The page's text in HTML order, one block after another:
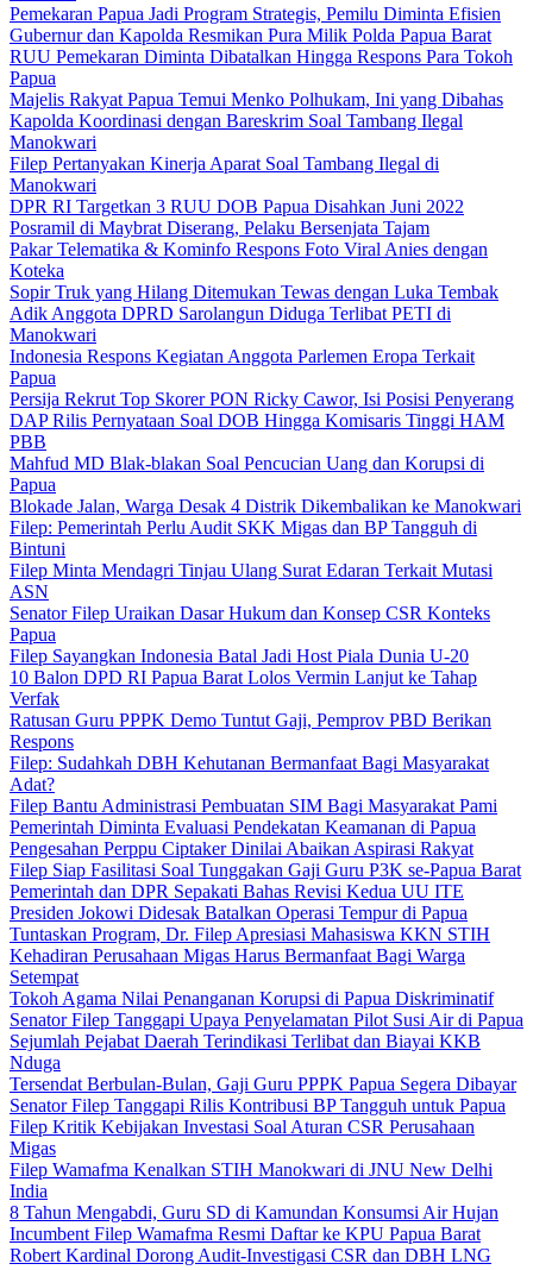
Pemekaran Papua Jadi Program Strategis, Pemilu Diminta Efisien
Gubernur dan Kapolda Resmikan Pura Milik Polda Papua Barat
RUU Pemekaran Diminta Dibatalkan Hingga Respons Para Tokoh
Papua
Majelis Rakyat Papua Temui Menko Polhukam, Ini yang Dibahas
Kapolda Koordinasi dengan Bareskrim Soal Tambang Ilegal
Manokwari
Filep Pertanyakan Kinerja Aparat Soal Tambang Ilegal di
Manokwari
DPR RI Targetkan 3 RUU DOB Papua Disahkan Juni 2022
Posramil di Maybrat Diserang, Pelaku Bersenjata Tajam
Pakar Telematika & Kominfo Respons Foto Viral Anies dengan
Koteka
Sopir Truk yang Hilang Ditemukan Tewas dengan Luka Tembak
Adik Anggota DPRD Sarolangun Diduga Terlibat PETI di
Manokwari
Indonesia Respons Kegiatan Anggota Parlemen Eropa Terkait
Papua
Persija Rekrut Top Skorer PON Ricky Cawor, Isi Posisi Penyerang
DAP Rilis Pernyataan Soal DOB Hingga Komisaris Tinggi HAM
PBB
Mahfud MD Blak-blakan Soal Pencucian Uang dan Korupsi di
Papua
Blokade Jalan, Warga Desak 4 Distrik Dikembalikan ke Manokwari
Filep: Pemerintah Perlu Audit SKK Migas dan BP Tangguh di
Bintuni
Filep Minta Mendagri Tinjau Ulang Surat Edaran Terkait Mutasi
ASN
Senator Filep Uraikan Dasar Hukum dan Konsep CSR Konteks
Papua
Filep Sayangkan Indonesia Batal Jadi Host Piala Dunia U-20
10 Balon DPD RI Papua Barat Lolos Vermin Lanjut ke Tahap
Verfak
Ratusan Guru PPPK Demo Tuntut Gaji, Pemprov PBD Berikan
Respons
Filep: Sudahkah DBH Kehutanan Bermanfaat Bagi Masyarakat
Adat?
Filep Bantu Administrasi Pembuatan SIM Bagi Masyarakat Pami
Pemerintah Diminta Evaluasi Pendekatan Keamanan di Papua
Pengesahan Perppu Ciptaker Dinilai Abaikan Aspirasi Rakyat
Filep Siap Fasilitasi Soal Tunggakan Gaji Guru P3K se-Papua Barat
Pemerintah dan DPR Sepakati Bahas Revisi Kedua UU ITE
Presiden Jokowi Didesak Batalkan Operasi Tempur di Papua
Tuntaskan Program, Dr. Filep Apresiasi Mahasiswa KKN STIH
Kehadiran Perusahaan Migas Harus Bermanfaat Bagi Warga
Setempat
Tokoh Agama Nilai Penanganan Korupsi di Papua Diskriminatif
Senator Filep Tanggapi Upaya Penyelamatan Pilot Susi Air di Papua
Sejumlah Pejabat Daerah Terindikasi Terlibat dan Biayai KKB
Nduga
Tersendat Berbulan-Bulan, Gaji Guru PPPK Papua Segera Dibayar
Senator Filep Tanggapi Rilis Kontribusi BP Tangguh untuk Papua
Filep Kritik Kebijakan Investasi Soal Aturan CSR Perusahaan
Migas
Filep Wamafma Kenalkan STIH Manokwari di JNU New Delhi
India
8 Tahun Mengabdi, Guru SD di Kamundan Konsumsi Air Hujan
Incumbent Filep Wamafma Resmi Daftar ke KPU Papua Barat
Robert Kardinal Dorong Audit-Investigasi CSR dan DBH LNG